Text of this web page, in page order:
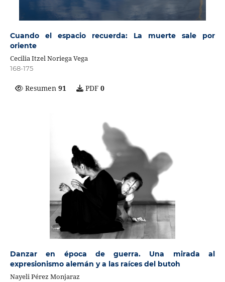
Cuando el espacio recuerda: La muerte sale por
oriente
Cecilia Itzel Noriega Vega
168-175
Resumen 91 PDF 0
Danzar en época de guerra. Una mirada al
expresionismo alemán y a las raíces del butoh
Nayeli Pérez Monjaraz